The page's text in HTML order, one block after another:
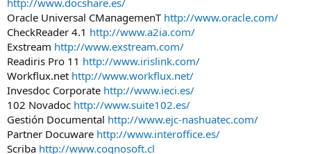
Oracle Universal CManagemenT http://www.oracle.com/
CheckReader 4.1 http://www.a2ia.com/
Exstream http://www.exstream.com/
Readiris Pro 11 http://www.irislink.com/
Workflux.net http://www.workflux.net/
Invesdoc Corporate http://www.ieci.es/
102 Novadoc http://www.suite102.es/
Gestión Documental http://www.ejc-nashuatec.com/
Partner Docuware http://www.interoffice.es/
Scriba http://www.cognosoft.cl